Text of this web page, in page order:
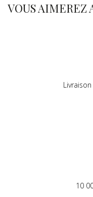
VOUS AIMEREZ
10